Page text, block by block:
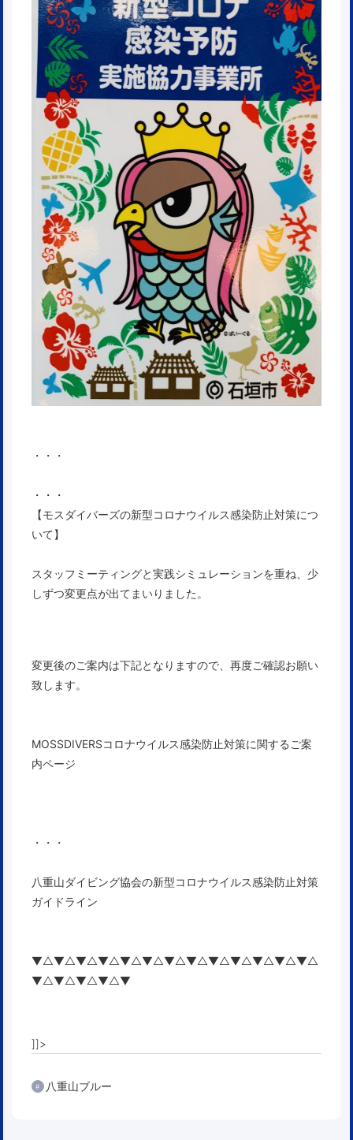
・・・
・・・
【モスダイバーズの新型コロナウイルス感染防止対策につ
いて】
スタッフミーティングと実践シミュレーションを重ね、少
しずつ変更点が出てまいりました。
変更後のご案内は下記となりますので、 再度ご確認お願い
致します。
MOSSDIVERSコロナウイルス感染防止対策に関するご案
内ページ
・・・
八重山ダイビング協会の新型コロナウイルス感染防止対策
ガイドライン
▼△▼△▼△▼△▼△▼△▼△▼△▼△▼△▼△▼△▼△
▼△▼△▼△▼△▼
]]>
八重山ブルー